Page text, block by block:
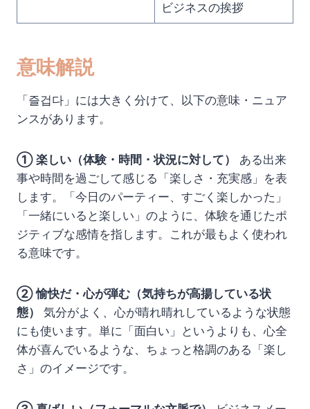
ビジネスの挨拶
意味解説
「즐겁다」には大きく分けて、以下の意味・ニュア
ンスがあります。
① 楽しい（体験・時間・状況に対して）
ある出来
事や時間を過ごして感じる「楽しさ・充実感」を表
します。「今日のパーティー、すごく楽しかった」
「一緒にいると楽しい」のように、体験を通じたポ
ジティブな感情を指します。これが最もよく使われ
る意味です。
② 愉快だ・心が弾む（気持ちが高揚している状
態）
気分がよく、心が晴れ晴れしているような状態
にも使います。単に「面白い」というよりも、心全
体が喜んでいるような、ちょっと格調のある「楽し
さ」のイメージです。